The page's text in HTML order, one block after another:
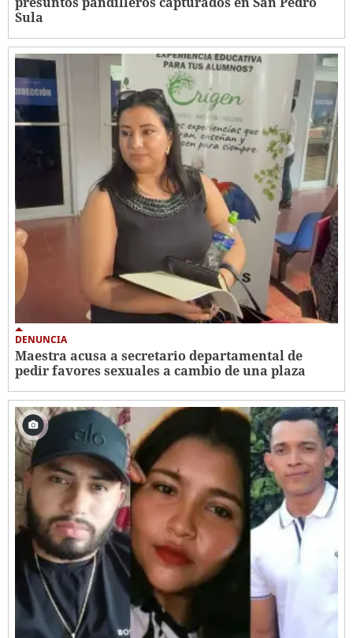
Sula
DENUNCIA
Maestra acusa a secretario departamental de
pedir favores sexuales a cambio de una plaza